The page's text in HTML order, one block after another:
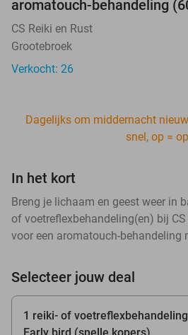
aromatouch-behandeling
CS Reiki en Rust
Grootebroek
Verkocht: 26
Dagelijks om middernacht
snel, op =
In het kort
Breng je lichaam en geest weer in
of voetreflexbehandeling(en) bij
voor een aromatouch-behandeling
Selecteer jouw deal
1 reiki- of